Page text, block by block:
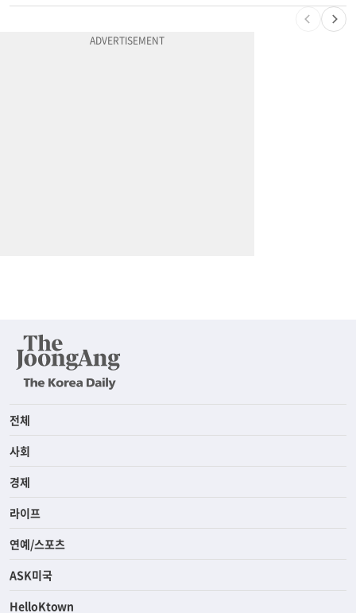
전체
사회
경제
라이프
연예/스포츠
ASK미국
HelloKtown